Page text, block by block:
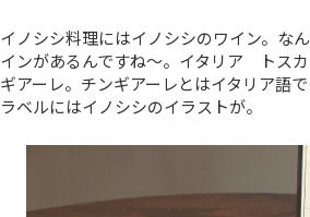
イノシシ料理にはイノシシのワイン。な
インがあるんですね～。イタリア トス
ギアーレ。チンギアーレとはイタリア語
ラベルにはイノシシのイラストが。